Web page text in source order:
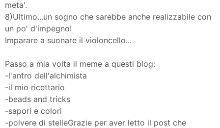
meta'.
8)Ultimo...un sogno che sarebbe anche realizzabile con
un po' d'impegno!
Imparare a suonare il violoncello...
Passo a mia volta il meme a questi blog:
-l'antro dell'alchimista
-il mio ricettario
-beads and tricks
-sapori e colori
-polvere di stelleGrazie per aver letto il post che